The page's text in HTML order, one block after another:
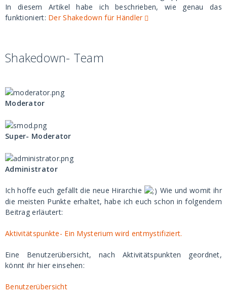
In diesem Artikel habe ich beschrieben, wie genau das
funktioniert: Der Shakedown für Händler
Shakedown- Team
Moderator
Super- Moderator
Administrator
Ich hoffe euch gefällt die neue Hirarchie
Wie und womit ihr
die meisten Punkte erhaltet, habe ich euch schon in folgendem
Beitrag erläutert:
Aktivitätspunkte- Ein Mysterium wird entmystifiziert.
Eine Benutzerübersicht, nach Aktivitätspunkten geordnet,
könnt ihr hier einsehen:
Benutzerübersicht